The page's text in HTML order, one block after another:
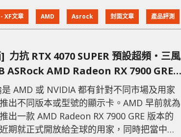
家只需要安裝處理器、記憶體和顯示卡就能使
- XF文章 AMD Asrock 封面文章 產品評測
力抗 RTX 4070 SUPER 預設超頻‧三風
ASRock AMD Radeon RX 7900 GRE
AMD 或 NVIDIA 都有針對不同市場及用家
出不同版本或型號的顯示卡。AMD 早前就為
出一款 AMD Radeon RX 7900 GRE 版本的
期就正式開放給全球的用家，同時把當中的